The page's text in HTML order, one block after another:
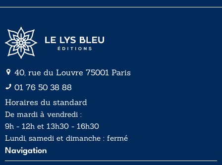
40, rue du Louvre 75001 Paris
01 76 50 38 88
Horaires du standard
De mardi à vendredi :
9h - 12h et 13h30 - 16h30
Lundi, samedi et dimanche : fermé
Navigation